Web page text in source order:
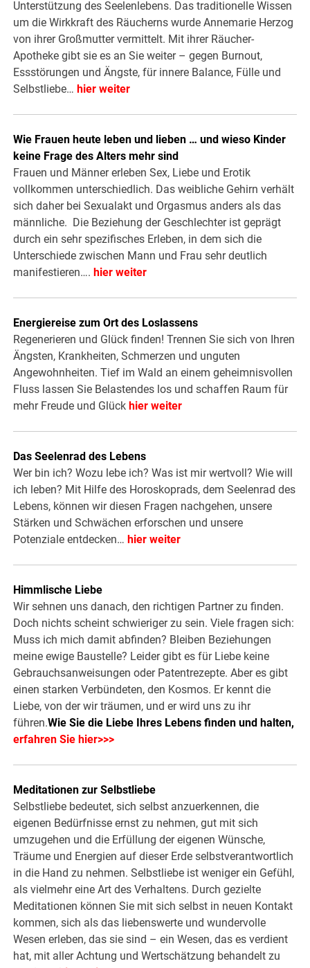
Unterstützung des Seelenlebens. Das traditionelle Wissen
um die Wirkkraft des Räucherns wurde Annemarie Herzog
von ihrer Großmutter vermittelt. Mit ihrer Räucher-
Apotheke gibt sie es an Sie weiter – gegen Burnout,
Essstörungen und Ängste, für innere Balance, Fülle und
Selbstliebe… hier weiter
Wie Frauen heute leben und lieben … und wieso Kinder
keine Frage des Alters mehr sind
Frauen und Männer erleben Sex, Liebe und Erotik
vollkommen unterschiedlich. Das weibliche Gehirn verhält
sich daher bei Sexualakt und Orgasmus anders als das
männliche. Die Beziehung der Geschlechter ist geprägt
durch ein sehr spezifisches Erleben, in dem sich die
Unterschiede zwischen Mann und Frau sehr deutlich
manifestieren…. hier weiter
Energiereise zum Ort des Loslassens
Regenerieren und Glück finden! Trennen Sie sich von Ihren
Ängsten, Krankheiten, Schmerzen und unguten
Angewohnheiten. Tief im Wald an einem geheimnisvollen
Fluss lassen Sie Belastendes los und schaffen Raum für
mehr Freude und Glück hier weiter
Das Seelenrad des Lebens
Wer bin ich? Wozu lebe ich? Was ist mir wertvoll? Wie will
ich leben? Mit Hilfe des Horoskoprads, dem Seelenrad des
Lebens, können wir diesen Fragen nachgehen, unsere
Stärken und Schwächen erforschen und unsere
Potenziale entdecken… hier weiter
Himmlische Liebe
Wir sehnen uns danach, den richtigen Partner zu finden.
Doch nichts scheint schwieriger zu sein. Viele fragen sich:
Muss ich mich damit abfinden? Bleiben Beziehungen
meine ewige Baustelle? Leider gibt es für Liebe keine
Gebrauchsanweisungen oder Patentrezepte. Aber es gibt
einen starken Verbündeten, den Kosmos. Er kennt die
Liebe, von der wir träumen, und er wird uns zu ihr
führen.Wie Sie die Liebe Ihres Lebens finden und halten,
erfahren Sie hier>>>
Meditationen zur Selbstliebe
Selbstliebe bedeutet, sich selbst anzuerkennen, die
eigenen Bedürfnisse ernst zu nehmen, gut mit sich
umzugehen und die Erfüllung der eigenen Wünsche,
Träume und Energien auf dieser Erde selbstverantwortlich
in die Hand zu nehmen. Selbstliebe ist weniger ein Gefühl,
als vielmehr eine Art des Verhaltens. Durch gezielte
Meditationen können Sie mit sich selbst in neuen Kontakt
kommen, sich als das liebenswerte und wundervolle
Wesen erleben, das sie sind – ein Wesen, das es verdient
hat, mit aller Achtung und Wertschätzung behandelt zu